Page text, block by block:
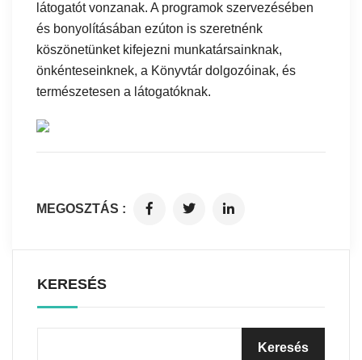
látogatót vonzanak. A programok szervezésében
és bonyolításában ezúton is szeretnénk
köszönetünket kifejezni munkatársainknak,
önkénteseinknek, a Könyvtár dolgozóinak, és
természetesen a látogatóknak.
MEGOSZTÁS :
KERESÉS